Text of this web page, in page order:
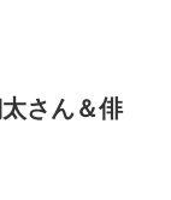
さん＆俳